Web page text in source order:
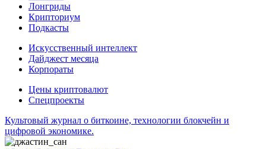
Лонгриды
Крипториум
Подкасты
Искусственный интеллект
Дайджест месяца
Корпораты
Цены криптовалют
Спецпроекты
Культовый журнал о биткоине, технологии блокчейн и
цифровой экономике.